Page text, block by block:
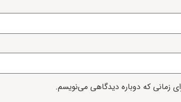
زمانی که دوباره دیدگاهی می‌نویسم.